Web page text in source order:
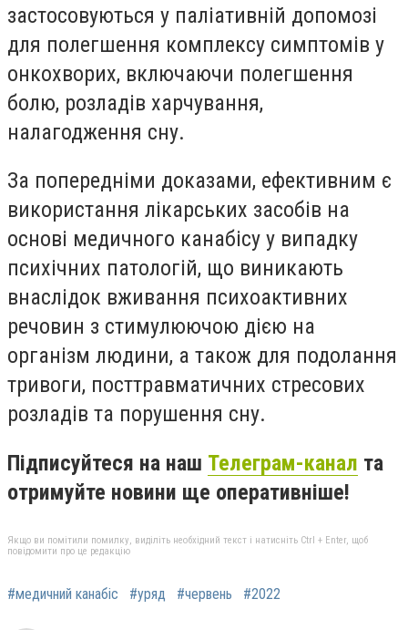
застосовуються у паліативній допомозі
для полегшення комплексу симптомів у
онкохворих, включаючи полегшення
болю, розладів харчування,
налагодження сну.
За попередніми доказами, ефективним є
використання лікарських засобів на
основі медичного канабісу у випадку
психічних патологій, що виникають
внаслідок вживання психоактивних
речовин з стимулюючою дією на
організм людини, а також для подолання
тривоги, посттравматичних стресових
розладів та порушення сну.
Підписуйтеся на наш Телеграм-канал та
отримуйте новини ще оперативніше!
Якщо ви помітили помилку, виділіть необхідний текст і натисніть Ctrl + Enter, щоб
повідомити про це редакцію
#медичний канабіс #уряд #червень #2022